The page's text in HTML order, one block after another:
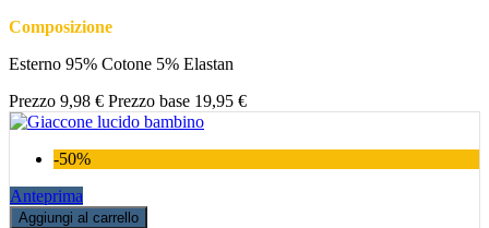
Composizione
Esterno 95% Cotone 5% Elastan
Prezzo 9,98 € Prezzo base 19,95 €
-50%
Anteprima
Aggiungi al carrello